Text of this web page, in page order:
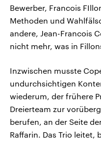
Bewerber, Francois
Methoden und
andere, Jean-Francois
nicht mehr, was in
Inzwischen musste
undurchsichtigen
wiederum, der frühere
Dreierteam zur
berufen, an der Seite
Raffarin. Das Trio leitet,